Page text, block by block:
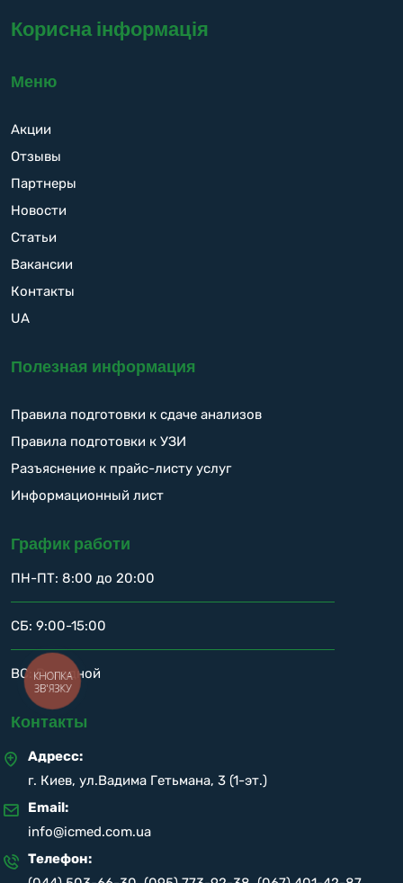
Корисна інформація
Меню
Акции
Отзывы
Партнеры
Новости
Статьи
Вакансии
Контакты
UA
Полезная информация
Правила подготовки к сдаче анализов
Правила подготовки к УЗИ
Разъяснение к прайс-листу услуг
Информационный лист
График работи
ПН-ПТ: 8:00 до 20:00
СБ: 9:00-15:00
ВС: Виходной
Контакты
Адресс:
г. Киев, ул.Вадима Гетьмана, 3 (1-эт.)
Email:
info@icmed.com.ua
Телефон:
КНОПКА
ЗВ'ЯЗКУ